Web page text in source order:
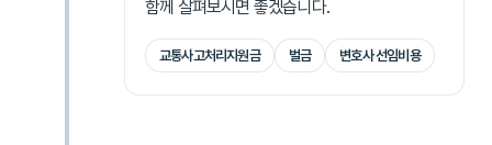
함께 살펴보시면 좋겠습니다.
교통사고처리지원금 벌금 변호사 선임비용